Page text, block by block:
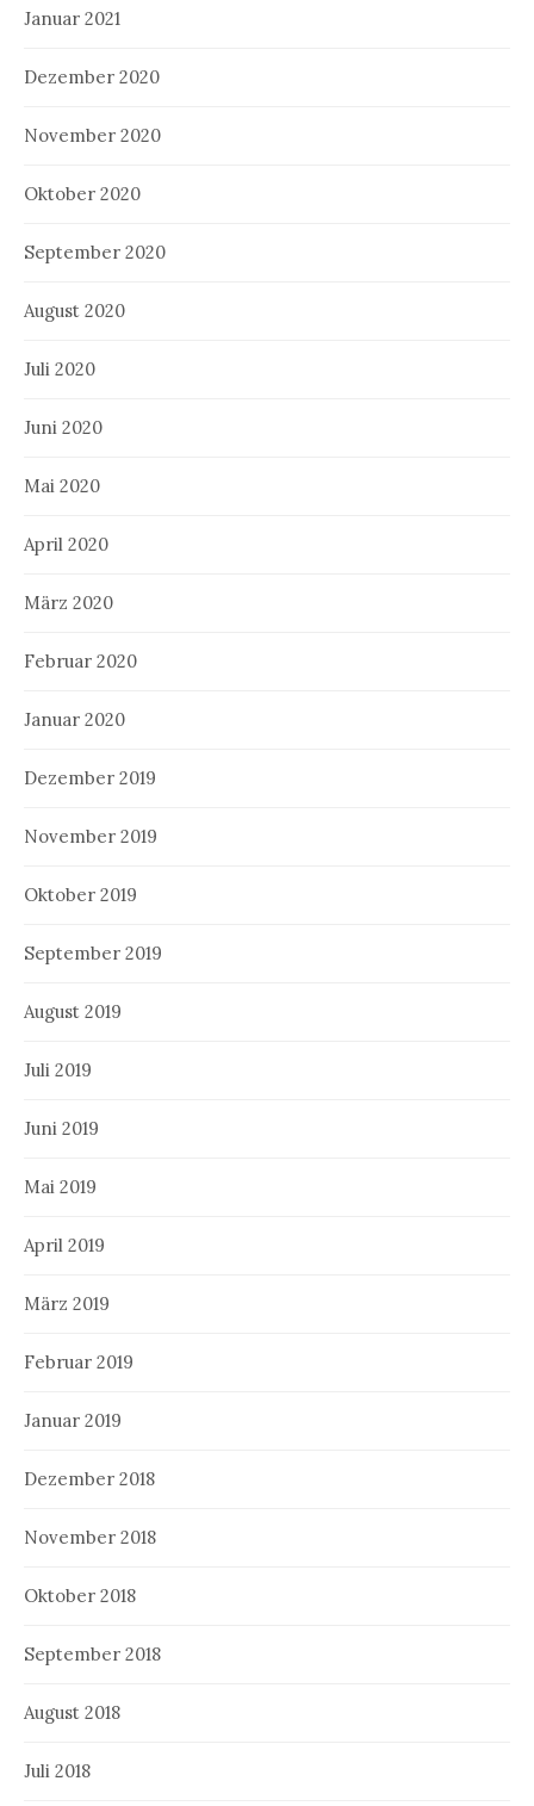
Januar 2021
Dezember 2020
November 2020
Oktober 2020
September 2020
August 2020
Juli 2020
Juni 2020
Mai 2020
April 2020
März 2020
Februar 2020
Januar 2020
Dezember 2019
November 2019
Oktober 2019
September 2019
August 2019
Juli 2019
Juni 2019
Mai 2019
April 2019
März 2019
Februar 2019
Januar 2019
Dezember 2018
November 2018
Oktober 2018
September 2018
August 2018
Juli 2018